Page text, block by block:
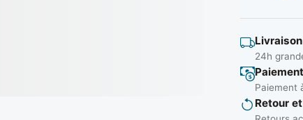
Livraison
24h
Paiement
Paiement
Retour